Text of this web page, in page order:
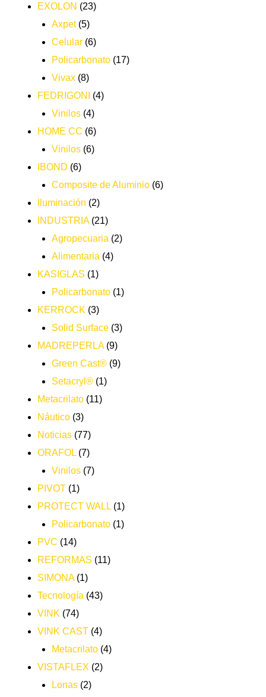
EXOLON (23)
Axpet(5)
Celular (6)
Policarbonato (17)
Vivax (8)
FEDRIGONI
(4)
Vinilos (4)
HOME CC (6)
Vinilos (6)
IBOND (6)
Composite de Aluminio (6)
Iluminación (2)
INDUSTRIA(21)
Agropecuaria (2)
Alimentaria (4)
KASIGLAS (1)
Policarbonato (1)
KERROCK (3)
Solid Surface (3)
MADREPERLA(9)
Green Cast® (9)
Setacryl® (1)
Metacrilato (11)
Náutico (3)
Noticias (77)
ORAFOL (7)
Vinilos (7)
PIVOT (1)
PROTECT WALL (1)
Policarbonato (1)
PVC (14)
REFORMAS (11)
SIMONA(1)
Tecnología (43)
VINK (74)
VINK CAST (4)
Metacrilato (4)
VISTAFLEX (2)
Lonas (2)